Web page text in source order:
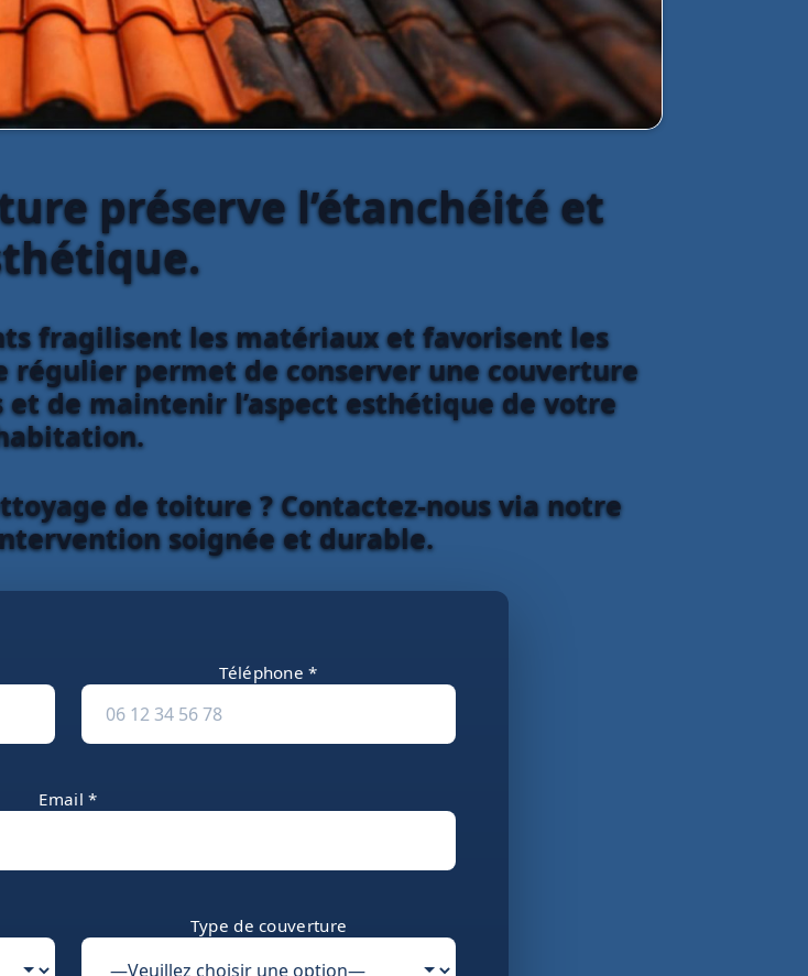
préserve l’étanchéité et
fragilisent les matériaux et favorisent les
permet de conserver une couverture
de maintenir l’aspect esthétique de votre
de toiture ? Contactez-nous via notre
soignée et durable.
Téléphone *
Email *
Type de couverture